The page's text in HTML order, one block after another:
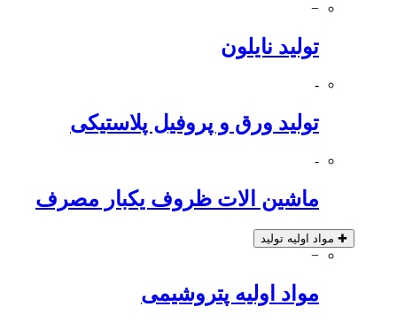
−
تولید نایلون
-
تولید ورق و پروفیل پلاستیکی
-
ماشین الات ظروف یکبار مصرف
✚ مواد اولیه تولید
−
مواد اولیه پتروشیمی